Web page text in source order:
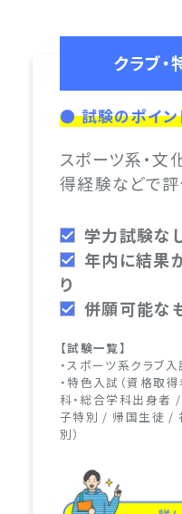
クラブ
● 試験のポイン
スポーツ系・文
得経験などで評
学力試験な
年内に結果
り
併願可能な
【試験一覧】
・スポーツ系クラブ
・特色入試（資格取
科・総合学科出身
子特別 / 帰国生徒 /
別）